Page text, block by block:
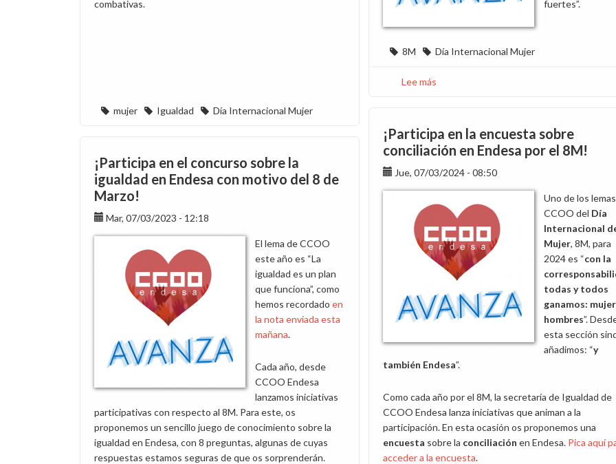
combativas.
mujer Igualdad Día Internacional Mujer
fuertes”.
8M Día Internacional Mujer
Lee más
encuesta
sobre
la
primera
mujer
el
8M!
¡Participa en la encuesta sobre
conciliación en Endesa por el 8M!
Jue, 07/03/2024 - 08:50
Uno de los
CCOO del Día
Internacional
Mujer, 8M, para
2024 es “con la
todas y todos
ganamos:
hombres”.
esta sección
añadimos: “y
también Endesa”.
Como cada año por el 8M, la secretaría de Igualdad de
CCOO Endesa lanza iniciativas que animan a la
participación. En esta ocasión os proponemos una
encuesta sobre la conciliación en Endesa. Pica aquí
acceder a la encuesta.
¡Participa en el concurso sobre la
igualdad en Endesa con motivo del 8 de
Marzo!
Mar, 07/03/2023 - 12:18
El lema de CCOO
este año es “La
igualdad es un plan
que funciona”, como
hemos recordado en
la nota enviada esta
mañana.
Cada año, desde
CCOO Endesa
lanzamos iniciativas
participativas con respecto al 8M. Para este, os
proponemos un sencillo juego de conocimiento sobre la
igualdad en Endesa, con 8 preguntas, algunas de cuyas
respuestas estamos seguras de que os sorprenderán.